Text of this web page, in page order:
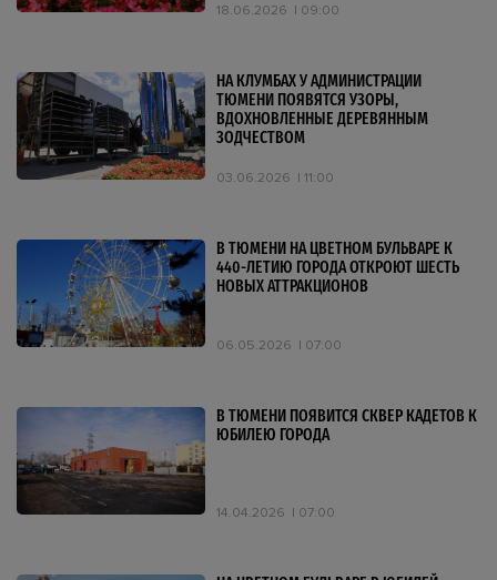
18.06.2026 09:00
НА КЛУМБАХ У АДМИНИСТРАЦИИ
ТЮМЕНИ ПОЯВЯТСЯ УЗОРЫ,
ВДОХНОВЛЕННЫЕ ДЕРЕВЯННЫМ
ЗОДЧЕСТВОМ
03.06.2026 11:00
В ТЮМЕНИ НА ЦВЕТНОМ БУЛЬВАРЕ К
440-ЛЕТИЮ ГОРОДА ОТКРОЮТ ШЕСТЬ
НОВЫХ АТТРАКЦИОНОВ
06.05.2026 07:00
В ТЮМЕНИ ПОЯВИТСЯ СКВЕР КАДЕТОВ К
ЮБИЛЕЮ ГОРОДА
14.04.2026 07:00